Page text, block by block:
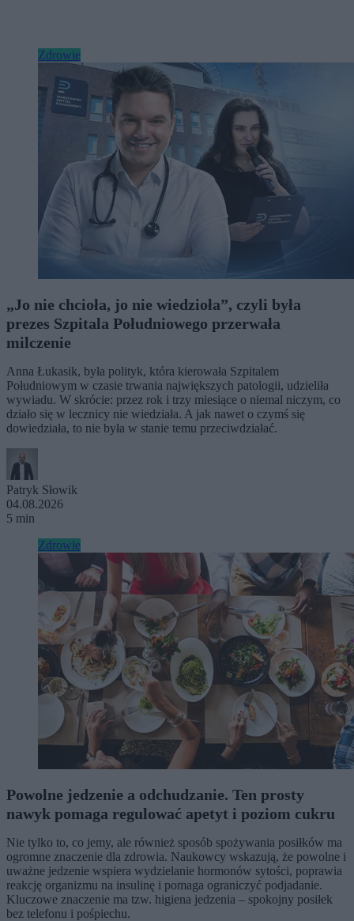
Zdrowie
„Jo nie chcioła, jo nie wiedzioła”, czyli była
prezes Szpitala Południowego przerwała
milczenie
Anna Łukasik, była polityk, która kierowała Szpitalem
Południowym w czasie trwania największych patologii, udzieliła
wywiadu. W skrócie: przez rok i trzy miesiące o niemal niczym, co
działo się w lecznicy nie wiedziała. A jak nawet o czymś się
dowiedziała, to nie była w stanie temu przeciwdziałać.
Patryk Słowik
04.08.2026
5 min
Zdrowie
Powolne jedzenie a odchudzanie. Ten prosty
nawyk pomaga regulować apetyt i poziom cukru
Nie tylko to, co jemy, ale również sposób spożywania posiłków ma
ogromne znaczenie dla zdrowia. Naukowcy wskazują, że powolne i
uważne jedzenie wspiera wydzielanie hormonów sytości, poprawia
reakcję organizmu na insulinę i pomaga ograniczyć podjadanie.
Kluczowe znaczenie ma tzw. higiena jedzenia – spokojny posiłek
bez telefonu i pośpiechu.